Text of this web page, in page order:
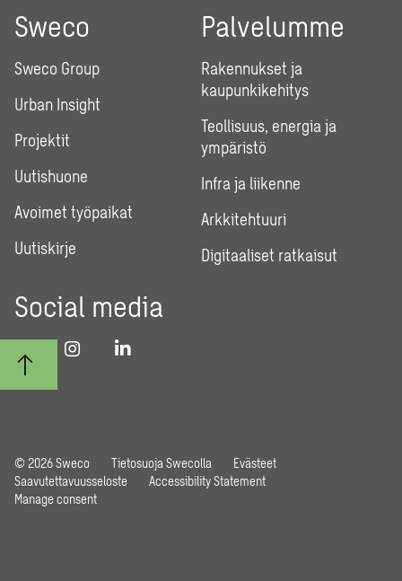
Sweco
Sweco Group
Urban Insight
Projektit
Uutishuone
Avoimet työpaikat
Uutiskirje
Palvelumme
Rakennukset ja
kaupunkikehitys
Teollisuus, energia ja
ympäristö
Infra ja liikenne
Arkkitehtuuri
Digitaaliset ratkaisut
Social media
© 2026 Sweco Tietosuoja Swecolla
Evästeet
Saavutettavuusseloste
Accessibility Statement
Manage consent